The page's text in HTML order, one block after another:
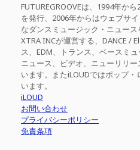
FUTUREGROOVEは、1994年か
を発行、2006年からはウェブサ
なダンスミュージック・ニュース
XTRA INCが運営する、DANCE /
ス、EDM、トランス、ベースミ
ニュース、ビデオ、ニューリリ
います。またiLOUDではポップ
います。
iLOUD
お問い合わせ
プライバシーポリシー
免責条項